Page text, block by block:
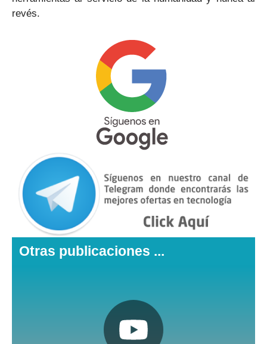
revés.
Otras publicaciones ...
Pulsa aquí